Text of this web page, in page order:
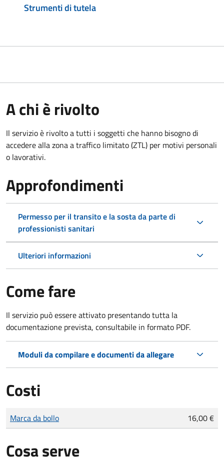
Strumenti di tutela
A chi è rivolto
Il servizio è rivolto a tutti i soggetti che hanno bisogno di
accedere alla zona a traffico limitato (ZTL) per motivi personali
o lavorativi.
Approfondimenti
Permesso per il transito e la sosta da parte di
professionisti sanitari
Ulteriori informazioni
Come fare
Il servizio può essere attivato presentando tutta la
documentazione prevista, consultabile in formato PDF.
Moduli da compilare e documenti da allegare
Costi
Tipo di pagamento
Importo
Marca da bollo 16,00 €
Cosa serve